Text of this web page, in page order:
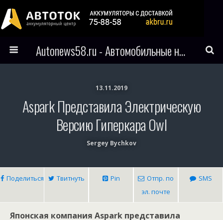
Autonews58.ru - Автомобильные новости Пензы и всего мира
13.11.2019
Aspark Представила Электрическую
Версию Гиперкара Owl
Sergey Bychkov
Поделиться Твитнуть Pin
Отпр. по
эл. почте
SMS
Японская компания Aspark представила